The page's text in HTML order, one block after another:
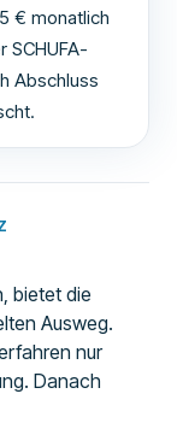
€ monatlich
SCHUFA-
Abschluss
bietet die
Ausweg.
nur
Danach